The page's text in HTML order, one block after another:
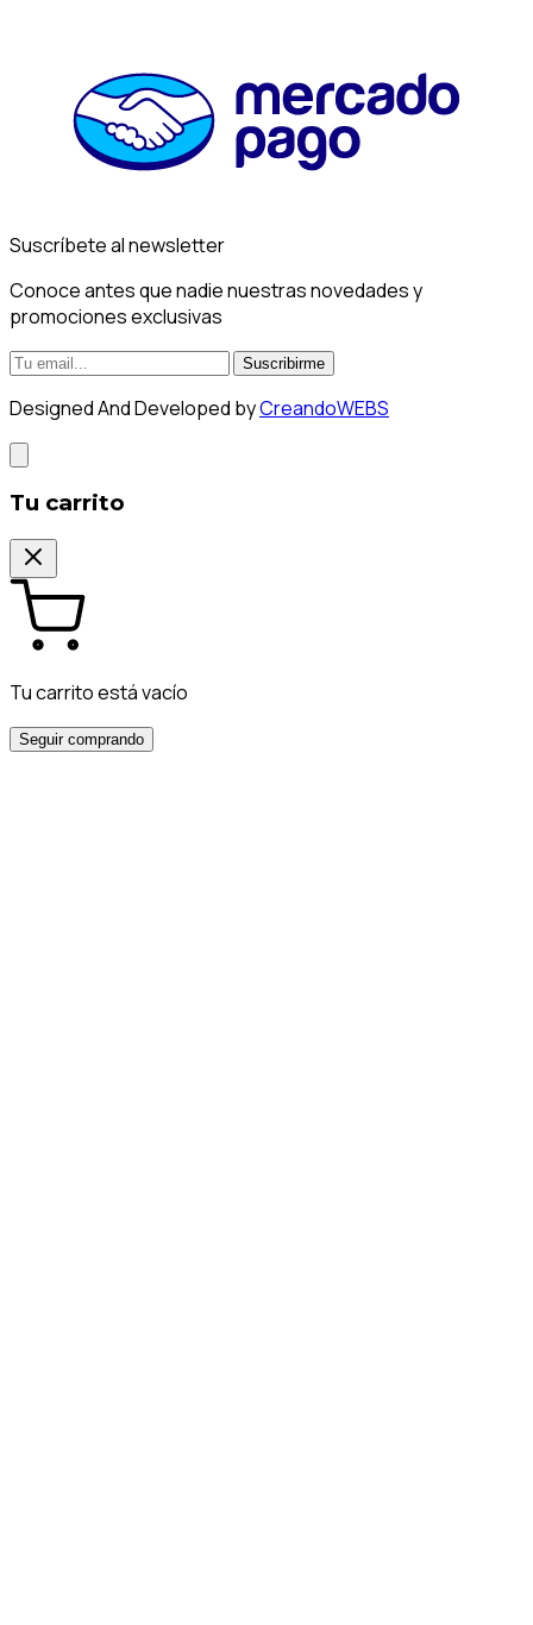
Suscríbete al newsletter
Conoce antes que nadie nuestras novedades y
promociones exclusivas
Suscribirme
Designed And Developed byCreandoWEBS
Tu carrito
Tu carrito está vacío
Seguir comprando